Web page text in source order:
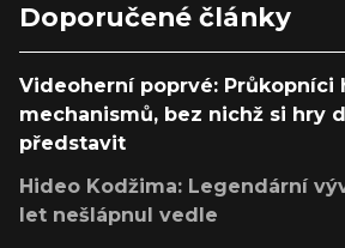
Doporučené články
Videoherní poprvé: Průkopníci
mechanismů, bez nichž si hry
představit
Hideo Kodžima: Legendární
let nešlápnul vedle